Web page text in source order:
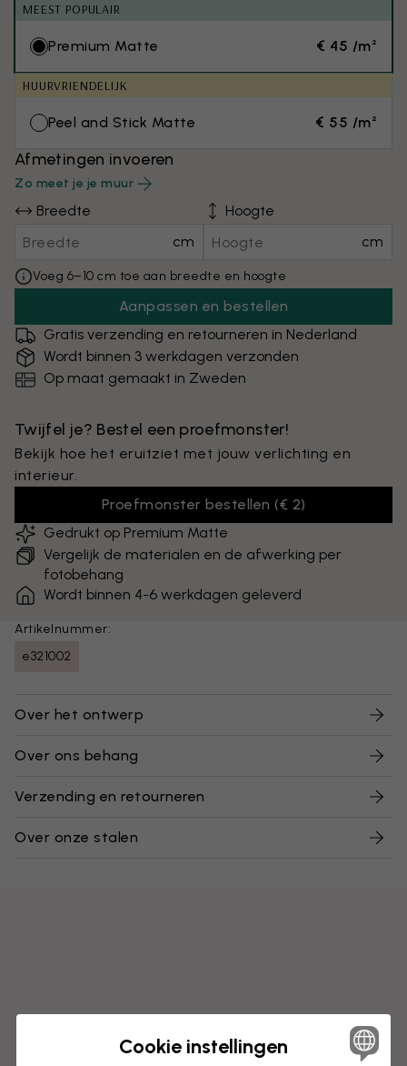
MEEST POPULAIR
Premium Matte € 45 /m²
HUURVRIENDELIJK
Peel and Stick Matte € 55 /m²
Afmetingen invoeren
Zo meet je je muur
Breedte
cm
Hoogte
cm
Voeg 6–10 cm toe aan breedte en hoogte
Aanpassen en bestellen
Gratis verzending en retourneren in Nederland
Wordt binnen 3 werkdagen verzonden
Op maat gemaakt in Zweden
Twijfel je? Bestel een proefmonster!
Bekijk hoe het eruitziet met jouw verlichting en
interieur.
Proefmonster bestellen (€ 2)
Gedrukt op Premium Matte
Vergelijk de materialen en de afwerking per
fotobehang
Wordt binnen 4-6 werkdagen geleverd
Artikelnummer:
e321002
Over het ontwerp
Over ons behang
Verzending en retourneren
Over onze stalen
Cookie instellingen